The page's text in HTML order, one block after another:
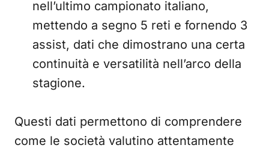
nell’ultimo campionato italiano,
mettendo a segno 5 reti e fornendo 3
assist, dati che dimostrano una certa
continuità e versatilità nell’arco della
stagione.
Questi dati permettono di comprendere
come le società valutino attentamente